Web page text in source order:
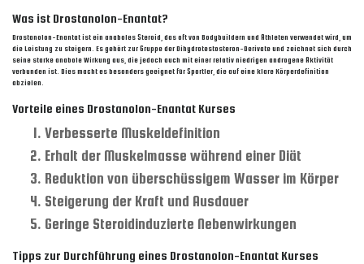
Was ist Drostanolon-Enantat?
Drostanolon-Enantat ist ein anaboles Steroid, das oft von Bodybuildern und Athleten verwendet wird, um
die Leistung zu steigern. Es gehört zur Gruppe der Dihydrotestosteron-Derivate und zeichnet sich durch
seine starke anabole Wirkung aus, die jedoch auch mit einer relativ niedrigen androgene Aktivität
verbunden ist. Dies macht es besonders geeignet für Sportler, die auf eine klare Körperdefinition
abzielen.
Vorteile eines Drostanolon-Enantat Kurses
Verbesserte Muskeldefinition
Erhalt der Muskelmasse während einer Diät
Reduktion von überschüssigem Wasser im Körper
Steigerung der Kraft und Ausdauer
Geringe Steroidinduzierte Nebenwirkungen
Tipps zur Durchführung eines Drostanolon-Enantat Kurses